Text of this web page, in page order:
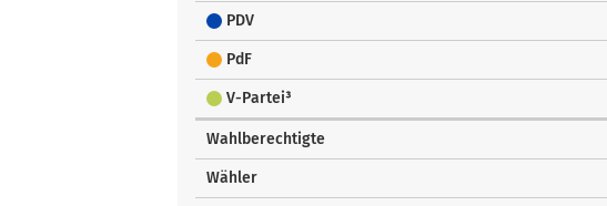
PDV
PdF
V-Partei³
Wahlberechtigte
Wähler